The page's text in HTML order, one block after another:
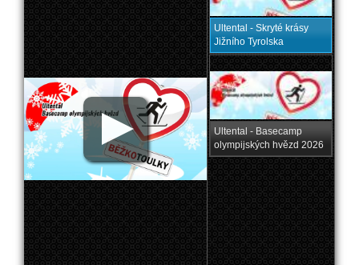
Ultental - Skryté krásy
Jižního Tyrolska
Ultental - Basecamp
olympijských hvězd 2026